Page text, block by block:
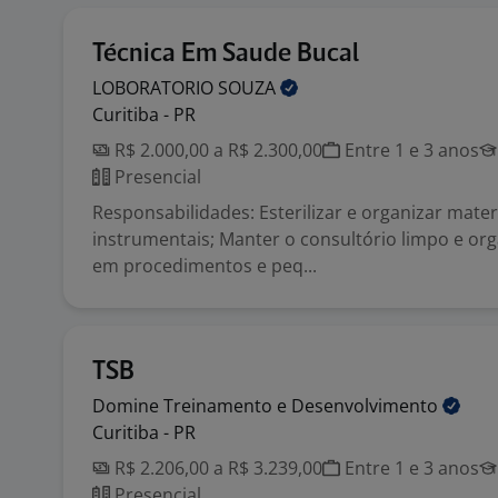
Técnica Em Saude Bucal
LOBORATORIO SOUZA
Curitiba - PR
R$ 2.000,00 a R$ 2.300,00
Entre 1 e 3 anos
Presencial
Responsabilidades: Esterilizar e organizar
instrumentais; Manter o consultório limpo e
em procedimentos e peq...
TSB
Domine Treinamento e Desenvolvimento
Curitiba - PR
R$ 2.206,00 a R$ 3.239,00
Entre 1 e 3 anos